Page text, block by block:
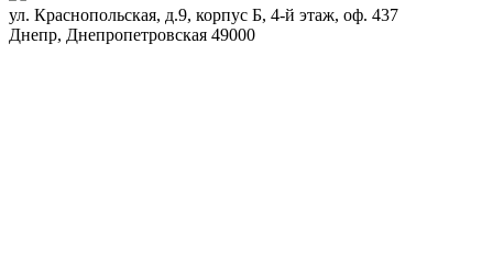
ул. Краснопольская, д.9, корпус Б, 4-й этаж, оф. 437
Днепр, Днепропетровская 49000